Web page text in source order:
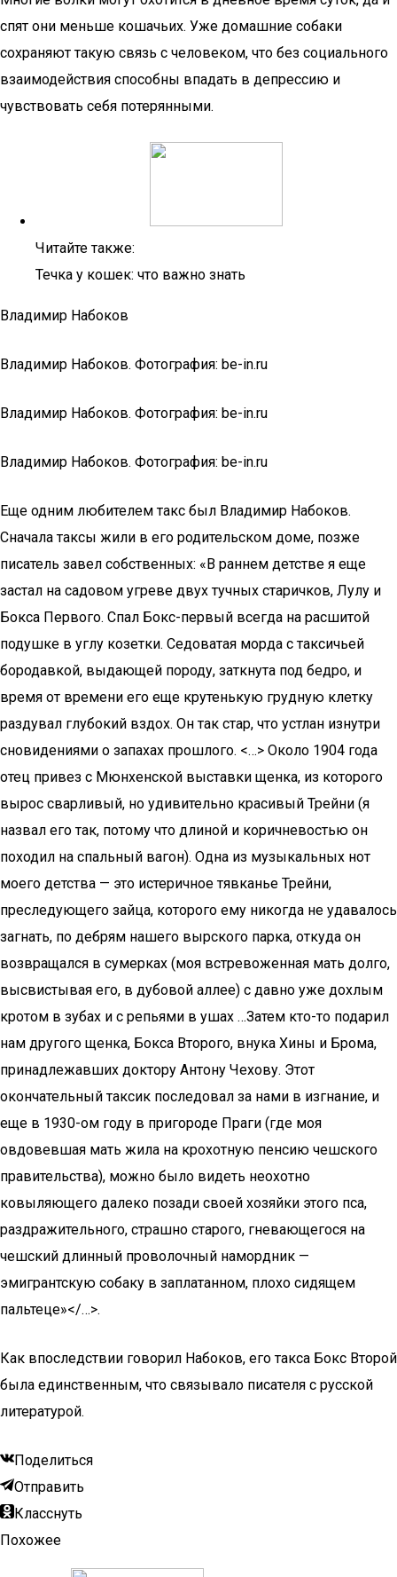
спят они меньше кошачьих. Уже домашние собаки
сохраняют такую связь с человеком, что без социального
взаимодействия способны впадать в депрессию и
чувствовать себя потерянными.
Читайте также:
Течка у кошек: что важно знать
Владимир Набоков
Владимир Набоков. Фотография: be-in.ru
Владимир Набоков. Фотография: be-in.ru
Владимир Набоков. Фотография: be-in.ru
Еще одним любителем такс был Владимир Набоков.
Сначала таксы жили в его родительском доме, позже
писатель завел собственных: «В раннем детстве я еще
застал на садовом угреве двух тучных старичков, Лулу и
Бокса Первого. Спал Бокс-первый всегда на расшитой
подушке в углу козетки. Седоватая морда с таксичьей
бородавкой, выдающей породу, заткнута под бедро, и
время от времени его еще крутенькую грудную клетку
раздувал глубокий вздох. Он так стар, что устлан изнутри
сновидениями о запахах прошлого. <…> Около 1904 года
отец привез с Мюнхенской выставки щенка, из которого
вырос сварливый, но удивительно красивый Трейни (я
назвал его так, потому что длиной и коричневостью он
походил на спальный вагон). Одна из музыкальных нот
моего детства — это истеричное тявканье Трейни,
преследующего зайца, которого ему никогда не удавалось
загнать, по дебрям нашего вырского парка, откуда он
возвращался в сумерках (моя встревоженная мать долго,
высвистывая его, в дубовой аллее) с давно уже дохлым
кротом в зубах и с репьями в ушах …Затем кто-то подарил
нам другого щенка, Бокса Второго, внука Хины и Брома,
принадлежавших доктору Антону Чехову. Этот
окончательный таксик последовал за нами в изгнание, и
еще в 1930-ом году в пригороде Праги (где моя
овдовевшая мать жила на крохотную пенсию чешского
правительства), можно было видеть неохотно
ковыляющего далеко позади своей хозяйки этого пса,
раздражительного, страшно старого, гневающегося на
чешский длинный проволочный намордник —
эмигрантскую собаку в заплатанном, плохо сидящем
пальтеце»</…>.
Как впоследствии говорил Набоков, его такса Бокс Второй
была единственным, что связывало писателя с русской
литературой.
Поделиться
Отправить
Класснуть
Похожее